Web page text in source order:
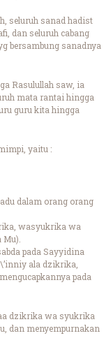
seluruh sanad hadist
dan seluruh cabang
bersambung sanadnya
Rasulullah saw, ia
mata rantai hingga
guru kita hingga
yaitu :
dalam orang orang
wasyukrika wa
pada Sayyidina
ala dzikrika,
pada
dzikrika wa syukrika
dan menyempurnakan